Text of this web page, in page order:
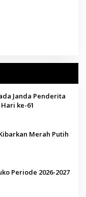
Janda Penderita
ke-61
Merah Putih
Periode 2026-2027